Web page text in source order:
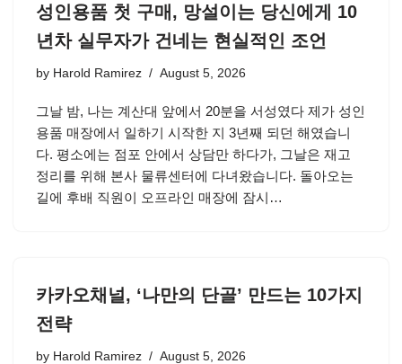
성인용품 첫 구매, 망설이는 당신에게 10
년차 실무자가 건네는 현실적인 조언
by Harold Ramirez August 5, 2026
그날 밤, 나는 계산대 앞에서 20분을 서성였다 제가 성인
용품 매장에서 일하기 시작한 지 3년째 되던 해였습니
다. 평소에는 점포 안에서 상담만 하다가, 그날은 재고
정리를 위해 본사 물류센터에 다녀왔습니다. 돌아오는
길에 후배 직원이 오프라인 매장에 잠시…
카카오채널, ‘나만의 단골’ 만드는 10가지
전략
by Harold Ramirez August 5, 2026